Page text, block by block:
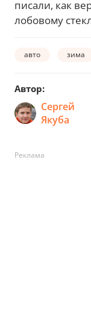
писали, как
лобовому
авто зима
Автор:
Сергей
Якуба
Реклама